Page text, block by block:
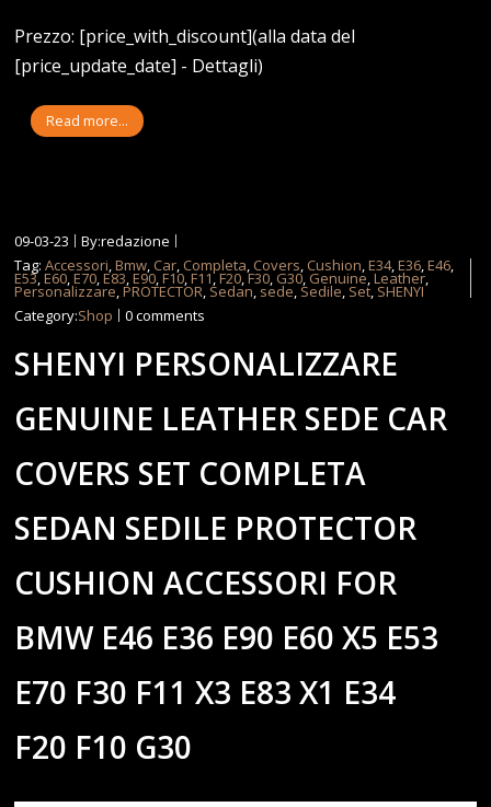
Prezzo: [price_with_discount](alla data del
[price_update_date] - Dettagli)
Read more...
09-03-23
By:redazione
Tag:Accessori,Bmw, Car, Completa, Covers, Cushion,E34,E36,E46,
E53,E60,E70,E83,E90,F10,F11,F20,F30, G30, Genuine,Leather,
Personalizzare,PROTECTOR, Sedan, sede, Sedile, Set, SHENYI
Category:Shop 0 comments
SHENYI PERSONALIZZARE
GENUINE LEATHER SEDE CAR
COVERS SET COMPLETA
SEDAN SEDILE PROTECTOR
CUSHION ACCESSORI FOR
BMW E46 E36 E90 E60 X5 E53
E70 F30 F11 X3 E83 X1 E34
F20 F10 G30